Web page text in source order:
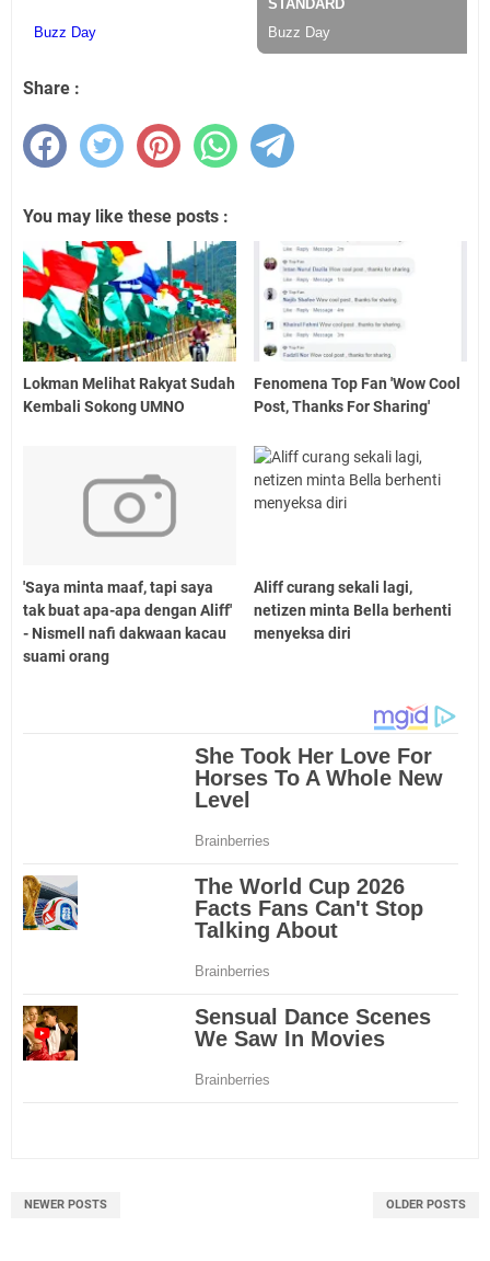
Share :
You may like these posts :
Lokman Melihat Rakyat Sudah
Kembali Sokong UMNO
Fenomena Top Fan 'Wow Cool
Post, Thanks For Sharing'
'Saya minta maaf, tapi saya
tak buat apa-apa dengan Aliff'
- Nismell nafi dakwaan kacau
suami orang
Aliff curang sekali lagi,
netizen minta Bella berhenti
menyeksa diri
NEWER POSTS OLDER POSTS